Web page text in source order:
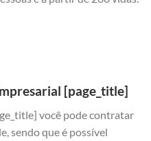
[page_title]
você pode contratar
sendo que é possível